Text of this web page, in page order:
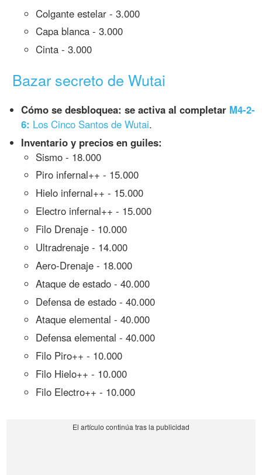
Colgante estelar - 3.000
Capa blanca - 3.000
Cinta - 3.000
Bazar secreto de Wutai
Cómo se desbloquea: se activa al completar M4-2-
6: Los Cinco Santos de Wutai.
Inventario y precios en guiles:
Sismo - 18.000
Piro infernal++ - 15.000
Hielo infernal++ - 15.000
Electro infernal++ - 15.000
Filo Drenaje - 10.000
Ultradrenaje - 14.000
Aero-Drenaje - 18.000
Ataque de estado - 40.000
Defensa de estado - 40.000
Ataque elemental - 40.000
Defensa elemental - 40.000
Filo Piro++ - 10.000
Filo Hielo++ - 10.000
Filo Electro++ - 10.000